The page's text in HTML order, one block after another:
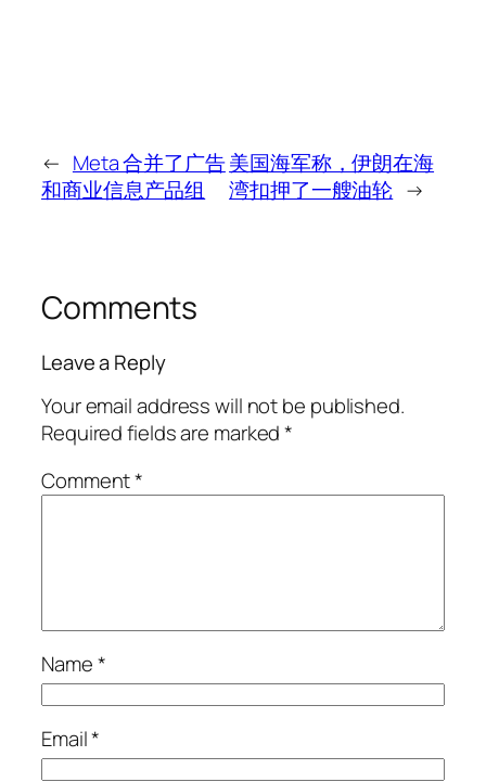
← Meta 合并了广告
和商业信息产品组
美国海军称，伊朗在海
湾扣押了一艘油轮 →
Comments
Leave a Reply
Your email address will not be published.
Required fields are marked*
Comment*
Name*
Email*